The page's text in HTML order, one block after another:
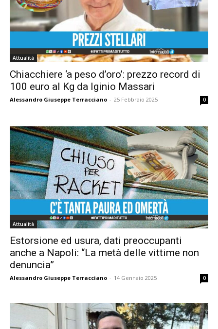
Attualità
Chiacchiere ‘a peso d’oro’: prezzo record di
100 euro al Kg da Iginio Massari
Alessandro Giuseppe Terracciano - 25 Febbraio 2025 0
Attualità
Estorsione ed usura, dati preoccupanti
anche a Napoli: “La metà delle vittime non
denuncia”
Alessandro Giuseppe Terracciano - 14 Gennaio 2025 0